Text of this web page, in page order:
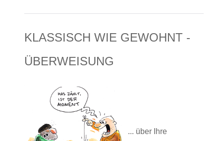
KLASSISCH WIE GEWOHNT -
ÜBERWEISUNG
... über Ihre